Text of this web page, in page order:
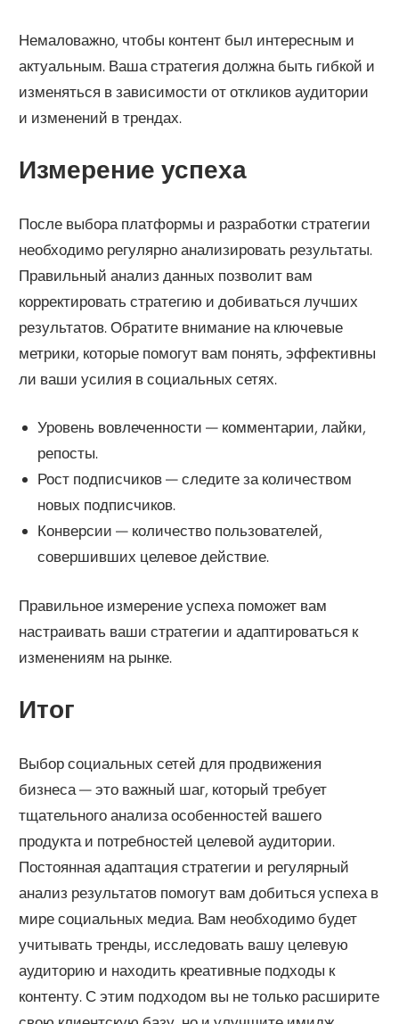
Немаловажно, чтобы контент был интересным и
актуальным. Ваша стратегия должна быть гибкой и
изменяться в зависимости от откликов аудитории
и изменений в трендах.
Измерение успеха
После выбора платформы и разработки стратегии
необходимо регулярно анализировать результаты.
Правильный анализ данных позволит вам
корректировать стратегию и добиваться лучших
результатов. Обратите внимание на ключевые
метрики, которые помогут вам понять, эффективны
ли ваши усилия в социальных сетях.
Уровень вовлеченности — комментарии, лайки,
репосты.
Рост подписчиков — следите за количеством
новых подписчиков.
Конверсии — количество пользователей,
совершивших целевое действие.
Правильное измерение успеха поможет вам
настраивать ваши стратегии и адаптироваться к
изменениям на рынке.
Итог
Выбор социальных сетей для продвижения
бизнеса — это важный шаг, который требует
тщательного анализа особенностей вашего
продукта и потребностей целевой аудитории.
Постоянная адаптация стратегии и регулярный
анализ результатов помогут вам добиться успеха в
мире социальных медиа. Вам необходимо будет
учитывать тренды, исследовать вашу целевую
аудиторию и находить креативные подходы к
контенту. С этим подходом вы не только расширите